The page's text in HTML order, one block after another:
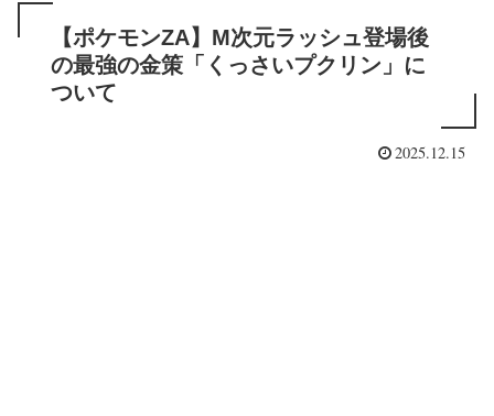
【ポケモンZA】M次元ラッシュ登場後
の最強の金策「くっさいプクリン」に
ついて
2025.12.15